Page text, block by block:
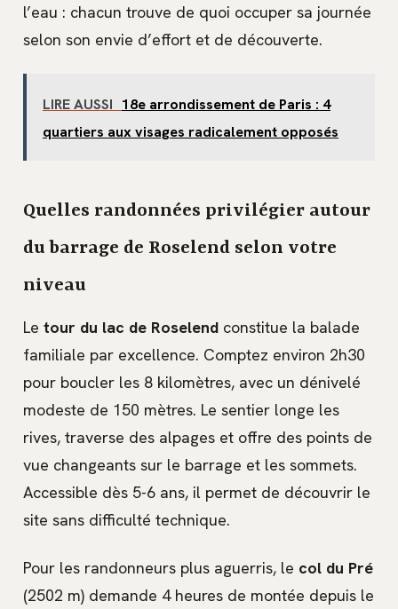
l’eau : chacun trouve de quoi occuper sa journée
selon son envie d’effort et de découverte.
LIRE AUSSI 18e arrondissement de Paris : 4
quartiers aux visages radicalement opposés
Quelles randonnées privilégier autour
du barrage de Roselend selon votre
niveau
Le tour du lac de Roselend constitue la balade
familiale par excellence. Comptez environ 2h30
pour boucler les 8 kilomètres, avec un dénivelé
modeste de 150 mètres. Le sentier longe les
rives, traverse des alpages et offre des points de
vue changeants sur le barrage et les sommets.
Accessible dès 5-6 ans, il permet de découvrir le
site sans difficulté technique.
Pour les randonneurs plus aguerris, le col du Pré
(2502 m) demande 4 heures de montée depuis le